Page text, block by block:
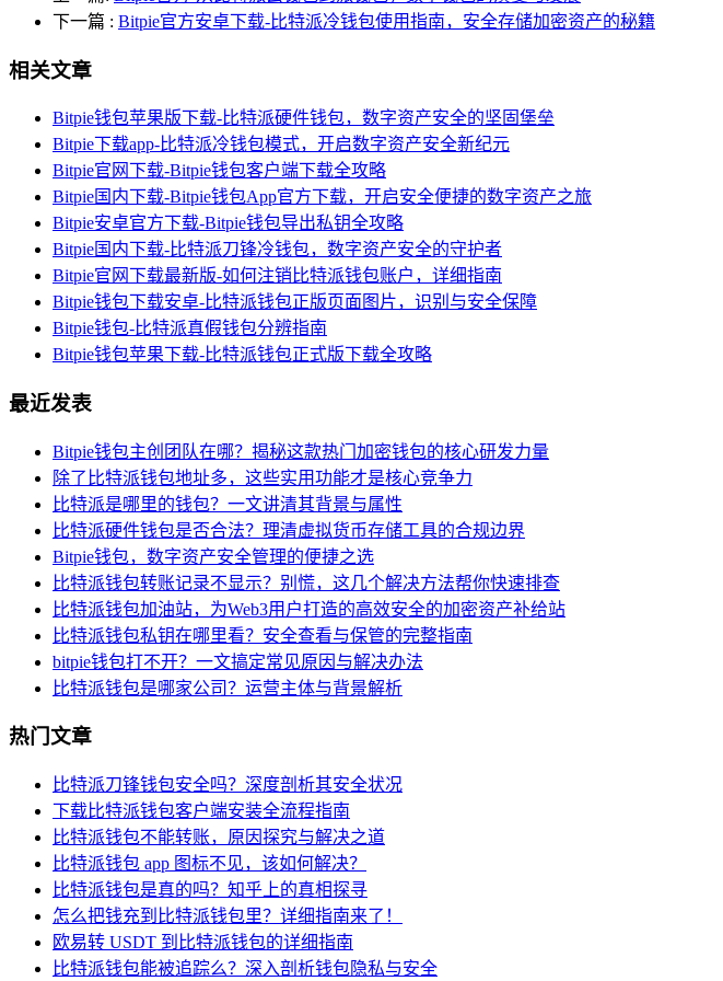
下一篇 : Bitpie官方安卓下载-比特派冷钱包使用指南，安全存储加密资产的秘籍
相关文章
Bitpie钱包苹果版下载-比特派硬件钱包，数字资产安全的坚固堡垒
Bitpie下载app-比特派冷钱包模式，开启数字资产安全新纪元
Bitpie官网下载-Bitpie钱包客户端下载全攻略
Bitpie国内下载-Bitpie钱包App官方下载，开启安全便捷的数字资产之旅
Bitpie安卓官方下载-Bitpie钱包导出私钥全攻略
Bitpie国内下载-比特派刀锋冷钱包，数字资产安全的守护者
Bitpie官网下载最新版-如何注销比特派钱包账户，详细指南
Bitpie钱包下载安卓-比特派钱包正版页面图片，识别与安全保障
Bitpie钱包-比特派真假钱包分辨指南
Bitpie钱包苹果下载-比特派钱包正式版下载全攻略
最近发表
Bitpie钱包主创团队在哪？揭秘这款热门加密钱包的核心研发力量
除了比特派钱包地址多，这些实用功能才是核心竞争力
比特派是哪里的钱包？一文讲清其背景与属性
比特派硬件钱包是否合法？理清虚拟货币存储工具的合规边界
Bitpie钱包，数字资产安全管理的便捷之选
比特派钱包转账记录不显示？别慌，这几个解决方法帮你快速排查
比特派钱包加油站，为Web3用户打造的高效安全的加密资产补给站
比特派钱包私钥在哪里看？安全查看与保管的完整指南
bitpie钱包打不开？一文搞定常见原因与解决办法
比特派钱包是哪家公司？运营主体与背景解析
热门文章
比特派刀锋钱包安全吗？深度剖析其安全状况
下载比特派钱包客户端安装全流程指南
比特派钱包不能转账，原因探究与解决之道
比特派钱包 app 图标不见，该如何解决？
比特派钱包是真的吗？知乎上的真相探寻
怎么把钱充到比特派钱包里？详细指南来了！
欧易转 USDT 到比特派钱包的详细指南
比特派钱包能被追踪么？深入剖析钱包隐私与安全